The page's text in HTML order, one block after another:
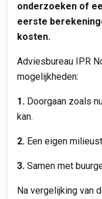
onderzoeken of
eerste
kosten.
Adviesbureau IPR
mogelijkheden:
1. Doorgaan zoals
kan.
2. Een eigen
3. Samen met
Na vergelijking van